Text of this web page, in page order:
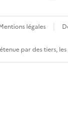
légales
par des tiers,